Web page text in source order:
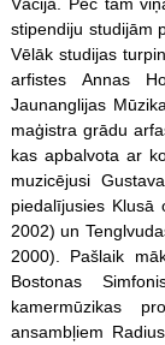
stipendiju studijām
Vēlāk studijas
arfistes Annas
Jaunanglijas
maģistra grādu
kas apbalvota ar
muzicējusi
piedalījusies Klusā
2002) un
2000). Pašlaik
Bostonas
kamermūzikas
ansambļiem